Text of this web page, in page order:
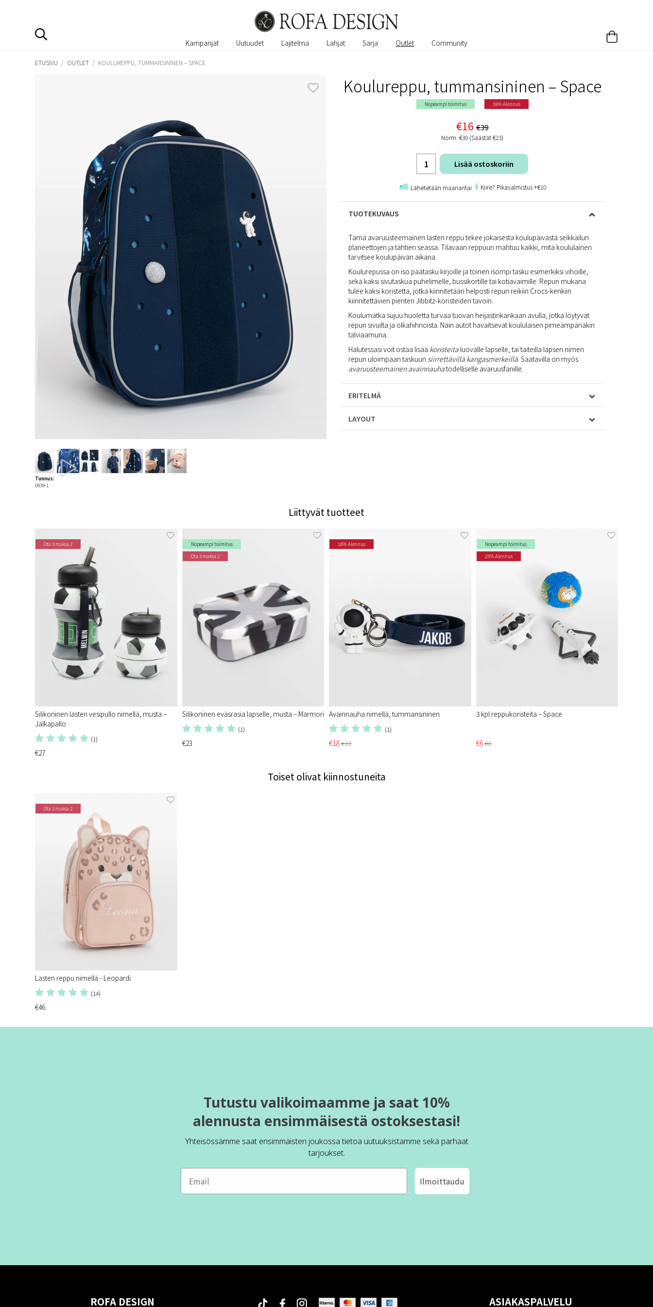
Kampanjat Uutuudet Lajitelma Lahjat Sarja Outlet Community
ETUSIVU / OUTLET / KOULUREPPU, TUMMANSININEN – SPACE
Koulureppu, tummansininen – Space
Nopeampi toimitus 59% Alennus
€16 €39
Norm. €39 (Säästät €23)
Lisää ostoskoriin
Lähetetään maanantai Kiire? Pikavalmistus +€10
TUOTEKUVAUS
Tämä avaruusteemainen lasten reppu tekee jokaisesta koulupäivästä seikkailun
planeettojen ja tähtien seassa. Tilavaan reppuun mahtuu kaikki, mitä koululainen
tarvitsee koulupäivän aikana.
Koulurepussa on iso päätasku kirjoille ja toinen isompi tasku esimerkiksi vihoille,
sekä kaksi sivutaskua puhelimelle, bussikortille tai kotiavaimille. Repun mukana
tulee kaksi koristetta, jotka kiinnitetään helposti repun reikiin Crocs-kenkiin
kiinnitettävien pienten Jibbitz-koristeiden tavoin.
Koulumatka sujuu huoletta turvaa tuovan heijastinkankaan avulla, jotka löytyvät
repun sivuilta ja olkahihnoista. Näin autot havaitsevat koululaisen pimeämpänäkin
talviaamuna.
Halutessasi voit ostaa lisää koristeita luovalle lapselle, tai taiteilla lapsen nimen
repun uloimpaan taskuun siirrettävillä kangasmerkeillä. Saatavilla on myös
avaruusteemainen avainnauhatodelliselle avaruusfanille.
ERITELMÄ
LAYOUT
Tunnus:
0939-1
Liittyvät tuotteet
Ota 3 maksa 2
Silikoninen lasten vesipullo nimellä, musta –
Jalkapallo
(1)
€27
Nopeampi toimitus
Ota 3 maksa 2
Silikoninen eväsrasia lapselle, musta – Marmori
(1)
€23
18% Alennus
Avainnauha nimellä, tummansininen
(1)
€18 €22
Nopeampi toimitus
25% Alennus
3 kpl reppukoristeita – Space
€6 €8
Toiset olivat kiinnostuneita
Ota 3 maksa 2
Lasten reppu nimellä - Leopardi
(14)
€46
Tutustu valikoimaamme ja saat 10%
alennusta ensimmäisestä ostoksestasi!
Yhteisössämme saat ensimmäisten joukossa tietoa uutuuksistamme sekä parhaat
tarjoukset.
Ilmoittaudu
ROFA DESIGN ASIAKASPALVELU